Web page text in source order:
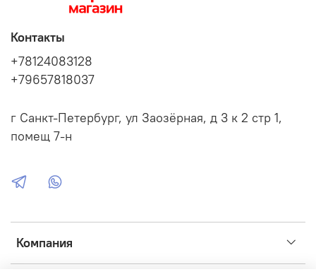
Компания
Контакты
+78124083128
+79657818037
г Санкт-Петербург, ул Заозёрная, д 3 к 2 стр 1,
помещ 7-н